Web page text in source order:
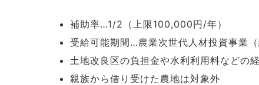
補助率…1/2（上限100,000円/年）
受給可能期間…農業次世代人材投資事業
土地改良区の負担金や水利利用料などの
親族から借り受けた農地は対象外